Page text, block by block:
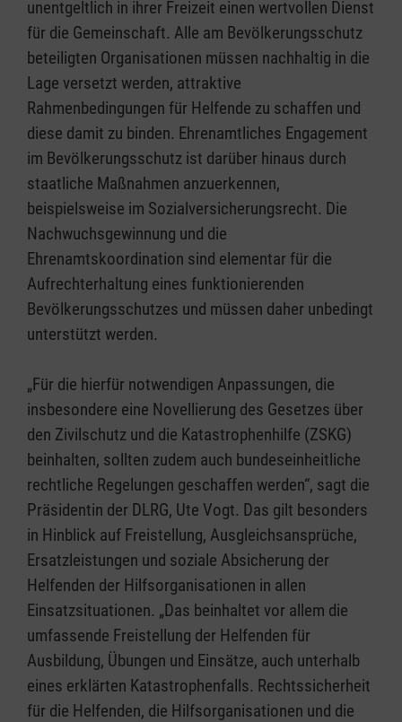
unentgeltlich in ihrer Freizeit einen wertvollen Dienst
für die Gemeinschaft. Alle am Bevölkerungsschutz
beteiligten Organisationen müssen nachhaltig in die
Lage versetzt werden, attraktive
Rahmenbedingungen für Helfende zu schaffen und
diese damit zu binden. Ehrenamtliches Engagement
im Bevölkerungsschutz ist darüber hinaus durch
staatliche Maßnahmen anzuerkennen,
beispielsweise im Sozialversicherungsrecht. Die
Nachwuchsgewinnung und die
Ehrenamtskoordination sind elementar für die
Aufrechterhaltung eines funktionierenden
Bevölkerungsschutzes und müssen daher unbedingt
unterstützt werden.
„Für die hierfür notwendigen Anpassungen, die
insbesondere eine Novellierung des Gesetzes über
den Zivilschutz und die Katastrophenhilfe (ZSKG)
beinhalten, sollten zudem auch bundeseinheitliche
rechtliche Regelungen geschaffen werden“, sagt die
Präsidentin der DLRG, Ute Vogt. Das gilt besonders
in Hinblick auf Freistellung, Ausgleichsansprüche,
Ersatzleistungen und soziale Absicherung der
Helfenden der Hilfsorganisationen in allen
Einsatzsituationen. „Das beinhaltet vor allem die
umfassende Freistellung der Helfenden für
Ausbildung, Übungen und Einsätze, auch unterhalb
eines erklärten Katastrophenfalls. Rechtssicherheit
für die Helfenden, die Hilfsorganisationen und die